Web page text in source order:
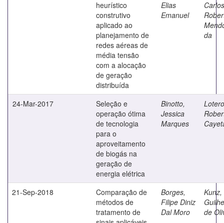
heurístico
construtivo
aplicado ao
planejamento de
redes aéreas de
média tensão
com a alocação
de geração
distribuída
Elias
Emanuel
Carlos
da
24-Mar-2017
Seleção e
operação ótima
de tecnologia
para o
aproveitamento
de biogás na
geração de
energia elétrica
Binotto,
Jessica
Marques
21-Sep-2018
Comparação de
métodos de
tratamento de
Borges,
Filipe Diniz
Dal Moro
Kunz,
de